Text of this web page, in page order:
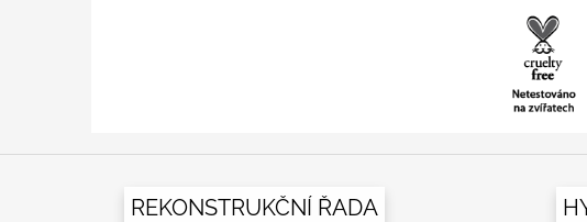
REKONSTRUKČNÍ ŘADA